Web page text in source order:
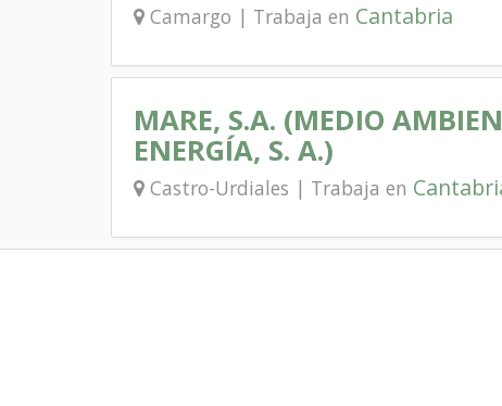
Camargo | Trabaja en Cantabria
MARE, S.A. (MEDIO
ENERGÍA, S. A.)
Castro-Urdiales | Trabaja en